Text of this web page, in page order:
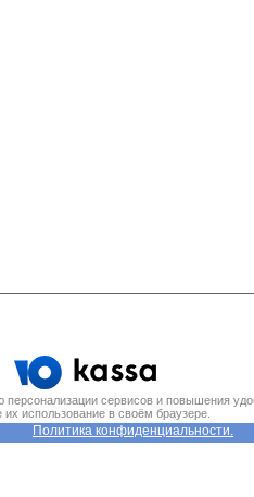
сервисов и повышения
использование в своём браузере.
Политика конфиденциальности.